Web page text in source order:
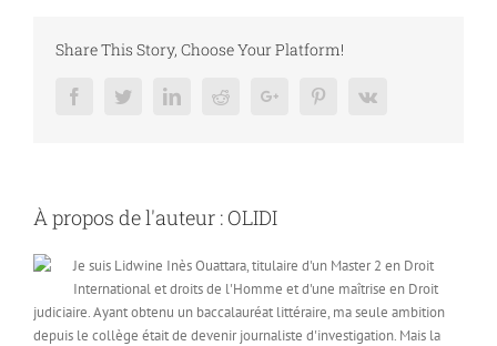
Share This Story, Choose Your Platform!
FacebookTwitterLinkedInRedditGoogle+ PinterestVk
À propos de l'auteur : OLIDI
Je suis Lidwine Inès Ouattara, titulaire d'un Master 2 en Droit
International et droits de l'Homme et d'une maîtrise en Droit
judiciaire. Ayant obtenu un baccalauréat littéraire, ma seule ambition
depuis le collège était de devenir journaliste d'investigation. Mais la